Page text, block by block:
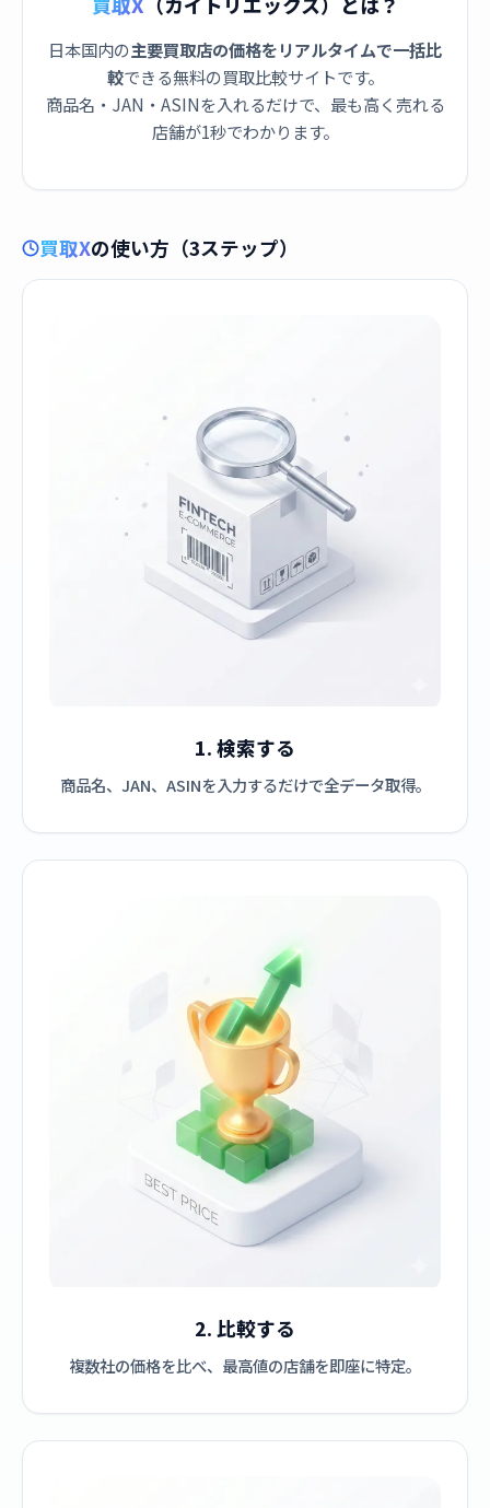
日本国内の主要買取店の価格をリアルタイムで一括比
較できる無料の買取比較サイトです。
商品名・JAN・ASINを入れるだけで、最も高く売れる
店舗が1秒でわかります。
買取Xの使い方（3ステップ）
1. 検索する
商品名、JAN、ASINを入力するだけで全データ取得。
2. 比較する
複数社の価格を比べ、最高値の店舗を即座に特定。